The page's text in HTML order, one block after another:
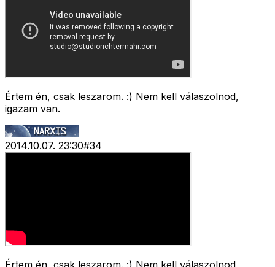
Értem én, csak leszarom. :) Nem kell válaszolnod,
igazam van.
2014.10.07. 23:30#34